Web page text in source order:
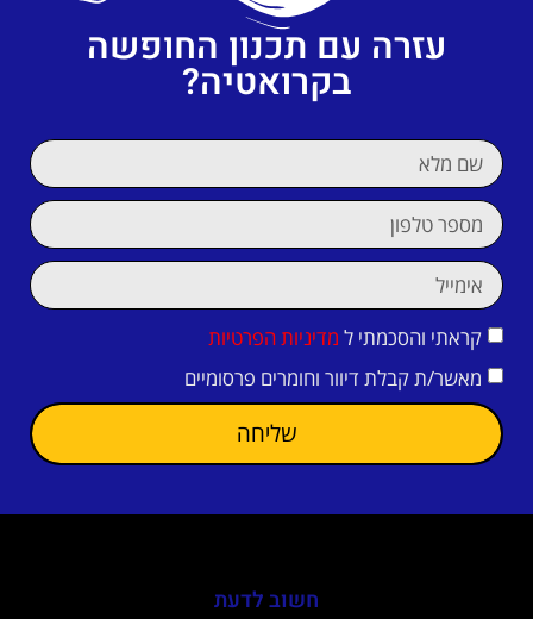
עזרה עם תכנון החופשה
בקרואטיה?
קראתי והסכמתי ל מדיניות הפרטיות
מאשר/ת קבלת דיוור וחומרים פרסומיים
שליחה
חשוב לדעת